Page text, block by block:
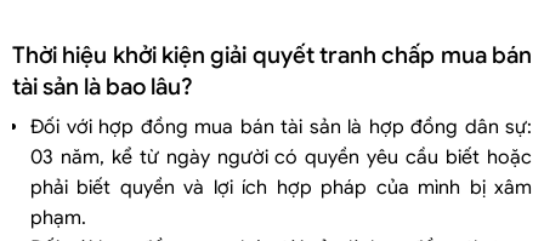
Thời hiệu khởi kiện giải quyết tranh chấp mua bán
tài sản là bao lâu?
Đối với hợp đồng mua bán tài sản là hợp đồng dân sự:
03 năm, kể từ ngày người có quyền yêu cầu biết hoặc
phải biết quyền và lợi ích hợp pháp của mình bị xâm
phạm.